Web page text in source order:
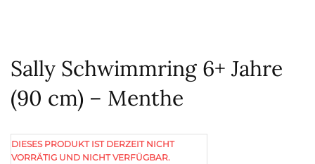
Sally Schwimmring 6+ Jahre
(90 cm) – Menthe
DIESES PRODUKT IST DERZEIT NICHT
VORRÄTIG UND NICHT VERFÜGBAR.